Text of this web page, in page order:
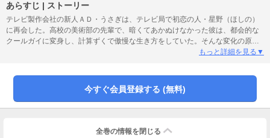
あらすじ | ストーリー
テレビ製作会社の新人ＡＤ・うさぎは、テレビ局で初恋の人・星野（ほしの）
に再会した。高校の美術部の先輩で、暗くてあかぬけなかった彼は、都会的な
クールガイに変身し、計算ずくで傲慢な生き方をしていた。そんな変化の原因
を知りたいと彼につきまとううち、うさぎは星野への恋心をはっきり知ること
んは、うさぎを星野の下で働かせることに!?
もっと詳細を見る▼
今すぐ会員登録する (無料)
全巻の情報を 閉じる